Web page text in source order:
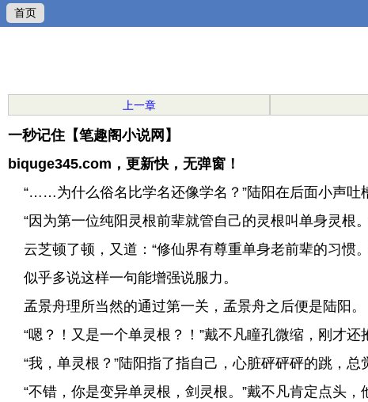
首页
上一章
一秒记住【笔趣阁小说网】
biquge345.com，更新快，无弹窗！
“……为什么俗名比学名还像学名？”陆阳在后面小声吐
“因为第一位纯阳灵根前辈就管自己的灵根叫单身灵根
云芝顿了顿，又道：“修仙界有尊重单身老前辈的习惯
似乎多说这样一句能增强说服力。
孟景舟理所当然的通过第一关，孟景舟之后便是陆阳。
“嗯？！又是一个单灵根？！”戴不凡瞳孔微缩，刚才
“我，单灵根？”陆阳指了指自己，心脏砰砰砰的跳，总
“不错，你是变异单灵根，剑灵根。”戴不凡肯定点头，